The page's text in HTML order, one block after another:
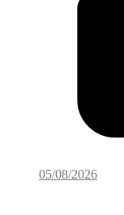
05/08/2026